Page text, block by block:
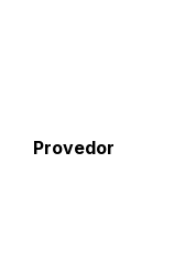
Provedor